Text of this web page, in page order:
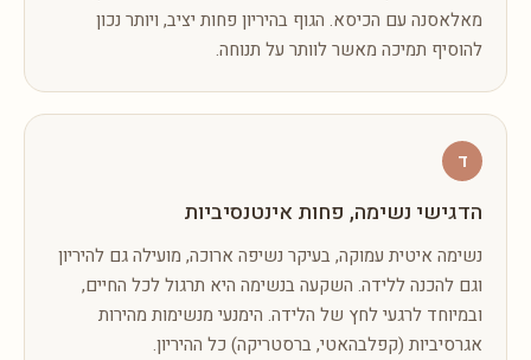
מאלאסנה עם הכיסא. הגוף בהיריון פחות יציב, ויותר נכון
להוסיף תמיכה מאשר לוותר על תנוחה.
ד
הדגישי נשימה, פחות אינטנסיביות
נשימה איטית עמוקה, בעיקר נשיפה ארוכה, מועילה גם להיריון
וגם להכנה ללידה. השקעה בנשימה היא תרגול לכל החיים,
ובמיוחד לרגעי לחץ של הלידה. הימנעי מנשימות מהירות
אגרסיביות (קפלבהאטי, ברסטריקה) כל ההיריון.